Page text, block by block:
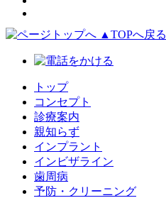
▲TOPへ戻る
トップ
コンセプト
診療案内
親知らず
インプラント
インビザライン
歯周病
予防・クリーニング